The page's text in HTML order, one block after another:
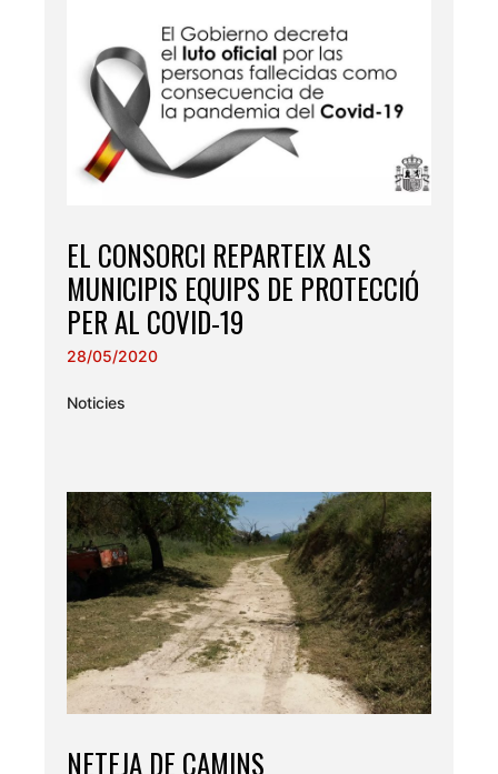
EL CONSORCI REPARTEIX ALS
MUNICIPIS EQUIPS DE PROTECCIÓ
PER AL COVID-19
28/05/2020
Noticies
NETEJA DE CAMINS